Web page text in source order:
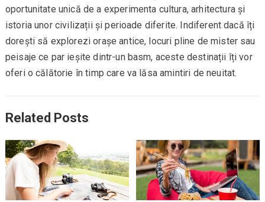
oportunitate unică de a experimenta cultura, arhitectura și
istoria unor civilizații și perioade diferite. Indiferent dacă îți
dorești să explorezi orașe antice, locuri pline de mister sau
peisaje ce par ieșite dintr-un basm, aceste destinații îți vor
oferi o călătorie în timp care va lăsa amintiri de neuitat.
Related Posts